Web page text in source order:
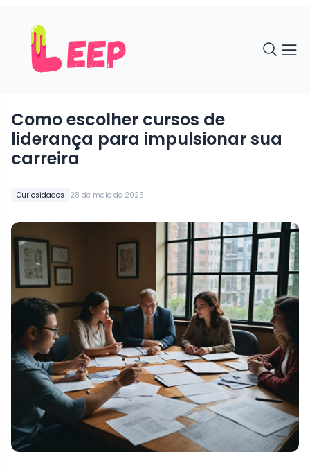
Curiosidades 28 de maio de 2025
Como escolher cursos de
liderança para impulsionar sua
carreira